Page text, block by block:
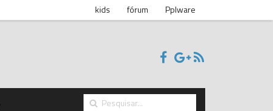
kids fórum Pplware